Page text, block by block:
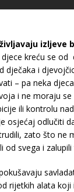
izljeve
kreću se od
dječaka i
– pa neka
i ne moraju
ili kontrolu
osjećaj odlučiti
zato što ne
od svega i
rijetkih alata